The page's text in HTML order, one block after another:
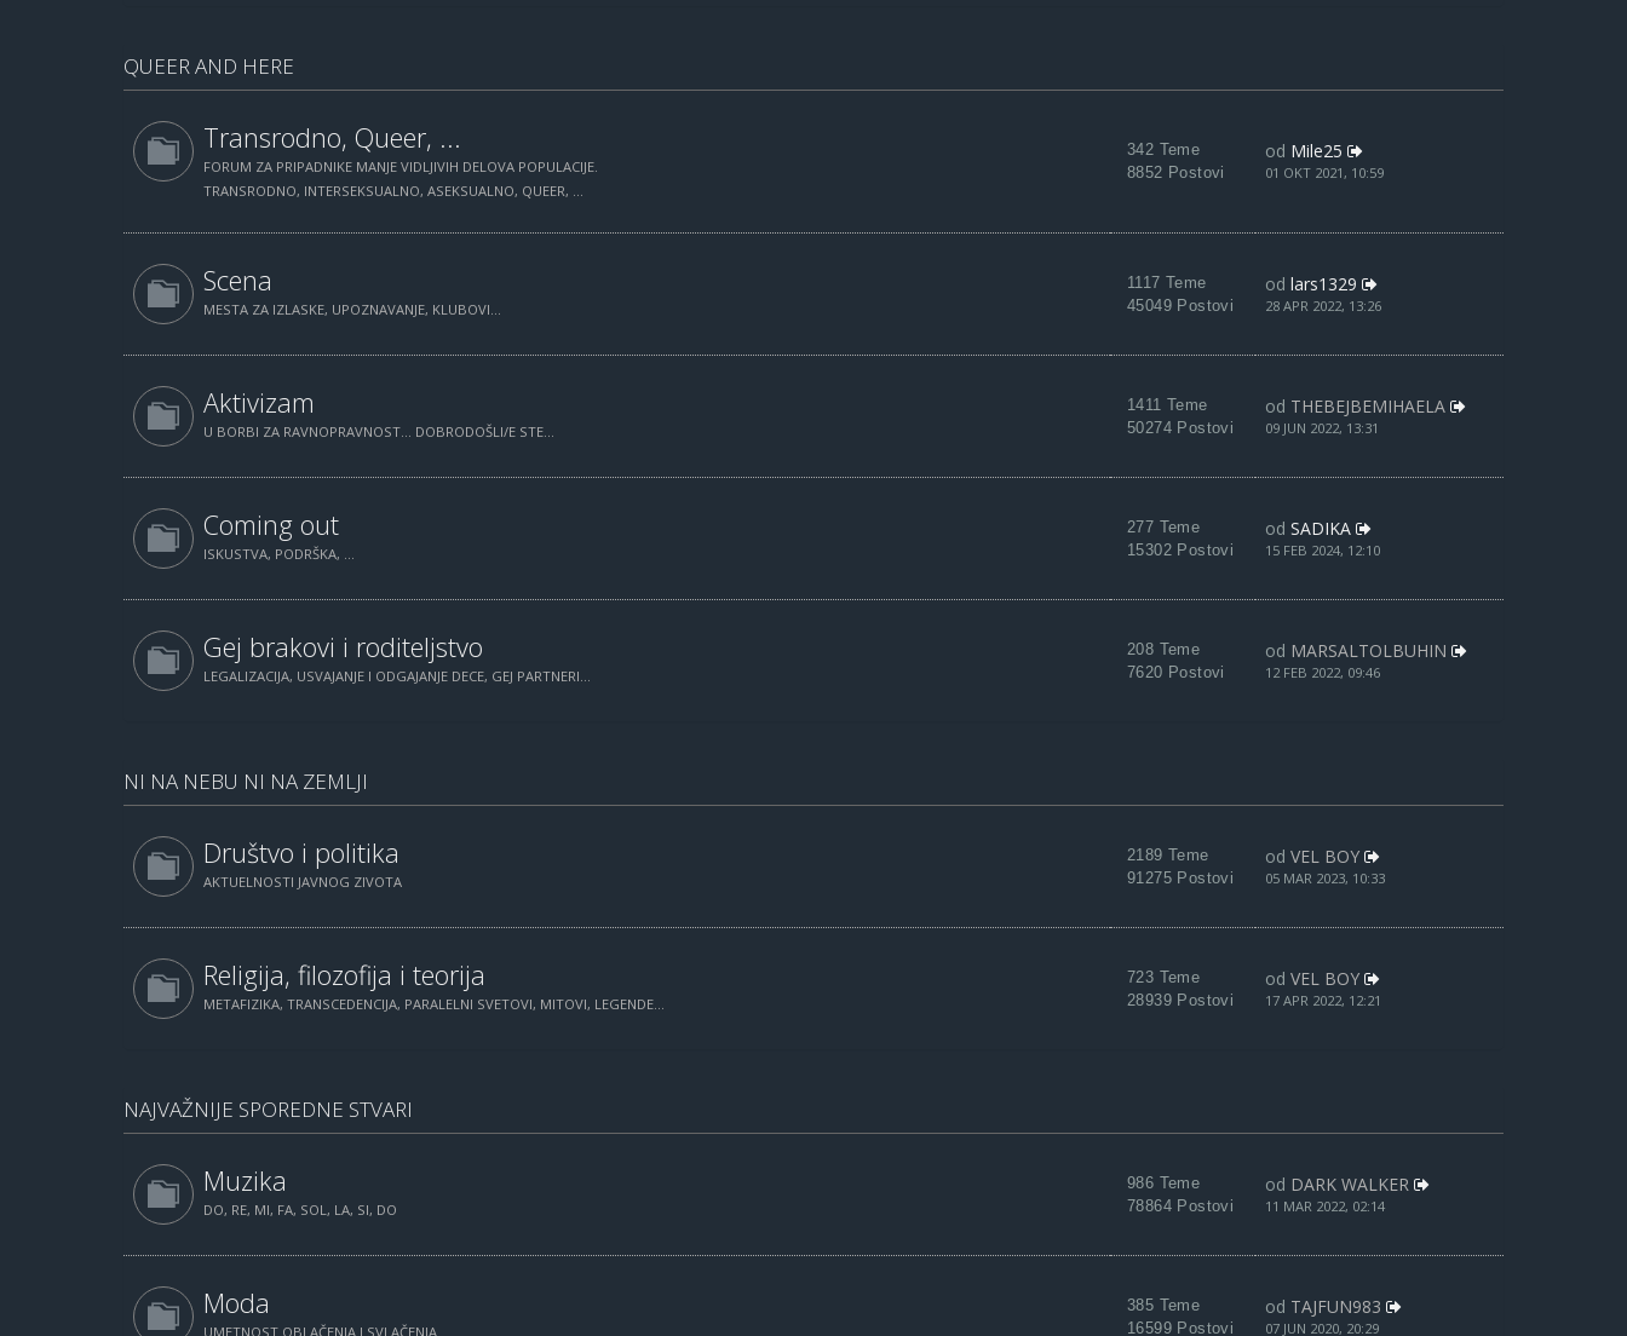
QUEER AND HERE
Transrodno, Queer, ...
FORUM ZA PRIPADNIKE MANJE VIDLJIVIH DELOVA POPULACIJE.
TRANSRODNO, INTERSEKSUALNO, ASEKSUALNO, QUEER, ...
342 Teme
8852 Postovi
od Mile25
01 OKT 2021, 10:59
Scena
MESTA ZA IZLASKE, UPOZNAVANJE, KLUBOVI...
1117 Teme
45049 Postovi
od lars1329
28 APR 2022, 13:26
Aktivizam
U BORBI ZA RAVNOPRAVNOST... DOBRODOŠLI/E STE...
1411 Teme
50274 Postovi
od THEBEJBEMIHAELA
09 JUN 2022, 13:31
Coming out
ISKUSTVA, PODRŠKA, ...
277 Teme
15302 Postovi
od SADIKA
15 FEB 2024, 12:10
Gej brakovi i roditeljstvo
LEGALIZACIJA, USVAJANJE I ODGAJANJE DECE, GEJ PARTNERI...
208 Teme
7620 Postovi
od MARSALTOLBUHIN
12 FEB 2022, 09:46
NI NA NEBU NI NA ZEMLJI
Društvo i politika
AKTUELNOSTI JAVNOG ZIVOTA
2189 Teme
91275 Postovi
od VEL BOY
05 MAR 2023, 10:33
Religija, filozofija i teorija
METAFIZIKA, TRANSCEDENCIJA, PARALELNI SVETOVI, MITOVI, LEGENDE...
723 Teme
28939 Postovi
od VEL BOY
17 APR 2022, 12:21
NAJVAŽNIJE SPOREDNE STVARI
Muzika
DO, RE, MI, FA, SOL, LA, SI, DO
986 Teme
78864 Postovi
od DARK WALKER
11 MAR 2022, 02:14
Moda
UMETNOST OBLAČENJA I SVLAČENJA
385 Teme
16599 Postovi
od TAJFUN983
07 JUN 2020, 20:29